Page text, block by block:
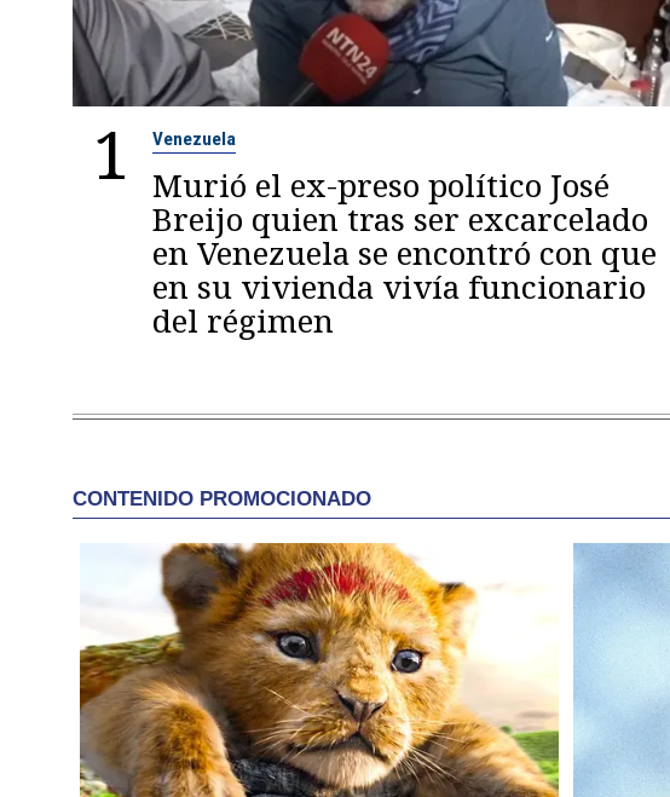
1 Venezuela
Murió el ex-preso político José
Breijo quien tras ser excarcelado
en Venezuela se encontró con que
en su vivienda vivía funcionario
del régimen